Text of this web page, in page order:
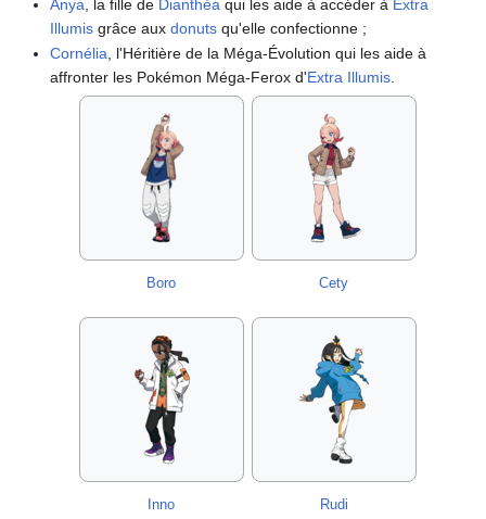
Anya , la fille de Dianthéa qui les aide à accéder à Extra
Illumis grâce auxdonuts qu'elle confectionne ;
Cornélia, l'Héritière de la Méga-Évolution qui les aide à
affronter les Pokémon Méga-Ferox d'Extra Illumis.
Boro Cety
Inno Rudi